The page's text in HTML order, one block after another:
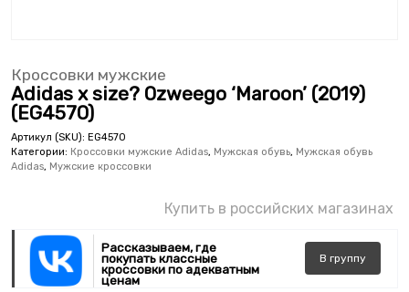
Кроссовки мужские
Adidas x size? Ozweego ‘Maroon’ (2019)
(EG4570)
Артикул (SKU): EG4570
Категории: Кроссовки мужские Adidas, Мужская обувь, Мужская обувь
Adidas, Мужские кроссовки
Купить в российских магазинах
Рассказываем, где
покупать классные
кроссовки по адекватным
ценам
В группу